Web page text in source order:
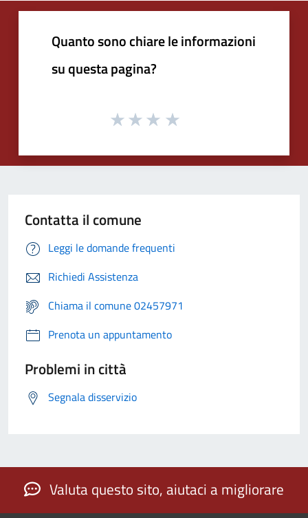
Quanto sono chiare le informazioni
su questa pagina?
Contatta il comune
Leggi le domande frequenti
Richiedi Assistenza
Chiama il comune 02457971
Prenota un appuntamento
Problemi in città
Segnala disservizio
Valuta questo sito, aiutaci a migliorare